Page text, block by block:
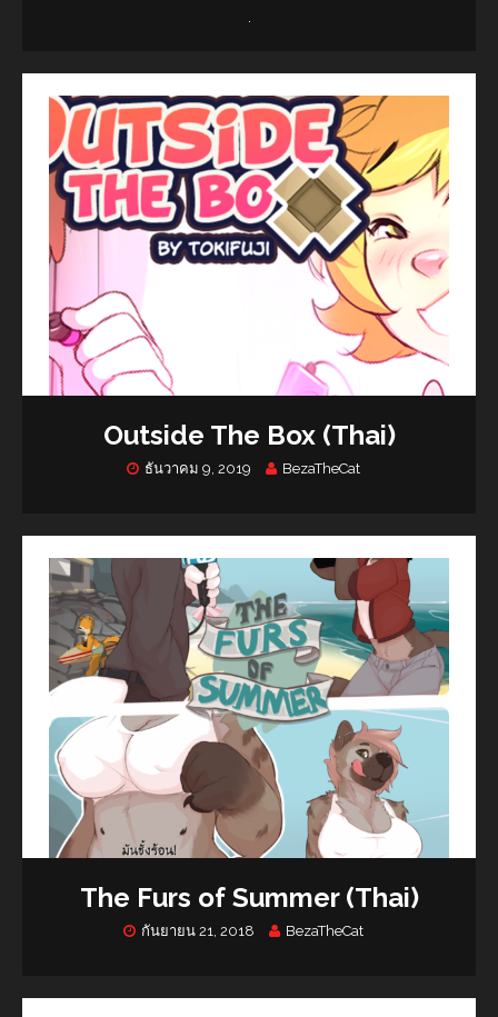
Outside The Box (Thai)
ธันวาคม 9, 2019 BezaTheCat
The Furs of Summer (Thai)
กันยายน 21, 2018 BezaTheCat